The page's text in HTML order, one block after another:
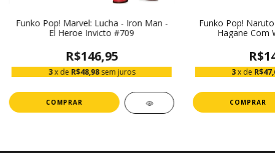
Funko Pop! Marvel: Lucha - Iron Man -
El Heroe Invicto #709
R$146,95
3x de R$48,98 sem juros
Funko Pop!
Hagane Com
3x de